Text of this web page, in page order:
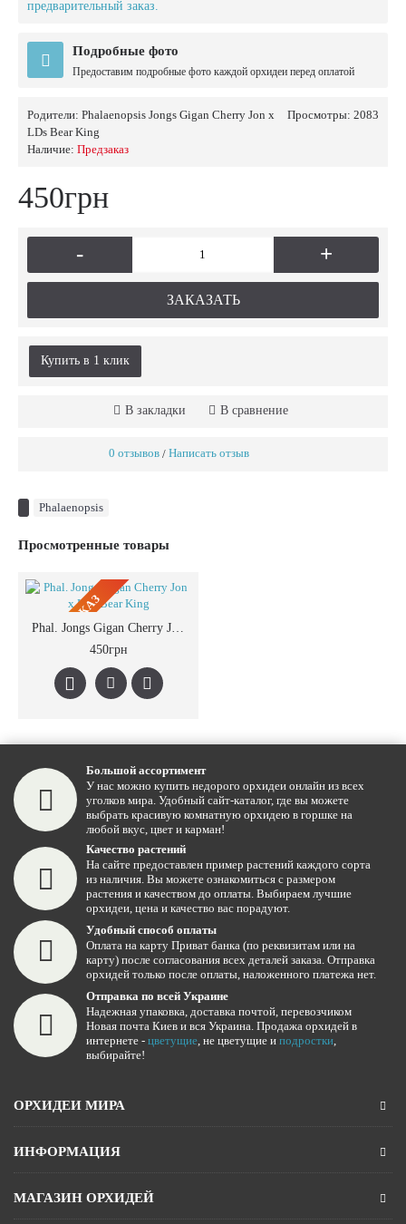
предварительный заказ.
Подробные фото
Предоставим подробные фото каждой орхидеи перед оплатой
Просмотры: 2083
Родители: Phalaenopsis Jongs Gigan Cherry Jon x
LDs Bear King
Наличие: Предзаказ
450грн
- +
ЗАКАЗАТЬ
Купить в 1 клик
В закладки В сравнение
0 отзывов / Написать отзыв
Phalaenopsis
Просмотренные товары
ПРЕДЗАКАЗ
Phal. Jongs Gigan Cherry Jon x LDs Bear King
450грн
Большой ассортимент
У нас можно купить недорого орхидеи онлайн из всех
уголков мира. Удобный сайт-каталог, где вы можете
выбрать красивую комнатную орхидею в горшке на
любой вкус, цвет и карман!
Качество растений
На сайте предоставлен пример растений каждого сорта
из наличия. Вы можете ознакомиться с размером
растения и качеством до оплаты. Выбираем лучшие
орхидеи, цена и качество вас порадуют.
Удобный способ оплаты
Оплата на карту Приват банка (по реквизитам или на
карту) после согласования всех деталей заказа. Отправка
орхидей только после оплаты, наложенного платежа нет.
Отправка по всей Украине
Надежная упаковка, доставка почтой, перевозчиком
Новая почта Киев и вся Украина. Продажа орхидей в
интернете - цветущие, не цветущие и подростки,
выбирайте!
ОРХИДЕИ МИРА
ИНФОРМАЦИЯ
МАГАЗИН ОРХИДЕЙ